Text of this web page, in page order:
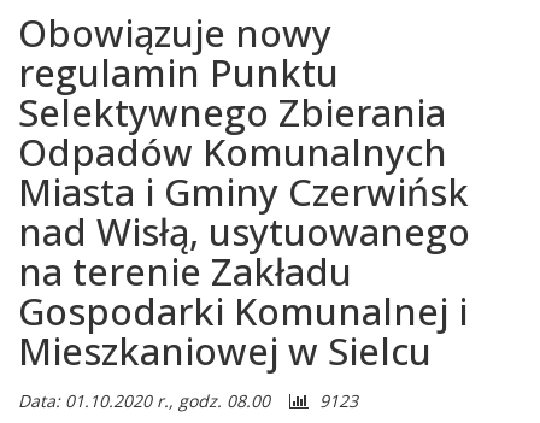
Mieszkaniowej
w
Sielcu
Miasto
Gmina
Czerwińsk
Obowiązuje nowy
regulamin Punktu
Selektywnego Zbierania
Odpadów Komunalnych
Miasta i Gminy Czerwińsk
nad Wisłą, usytuowanego
na terenie Zakładu
Gospodarki Komunalnej i
Mieszkaniowej w Sielcu
Data: 01.10.2020 r., godz. 08.00
Liczba
9123